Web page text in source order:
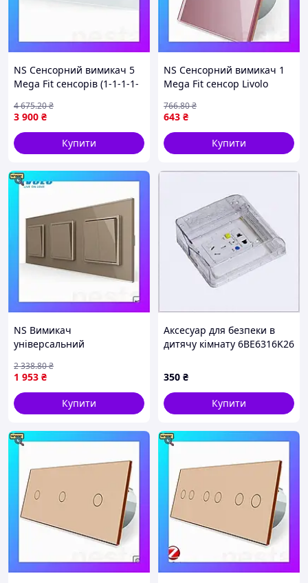
NS Сенсорний вимикач 5
Mega Fit сенсорів (1-1-1-1-
C705-11) Nes22/Q
3 900 ₴
4 675.20₴
Купити
NS Сенсорний вимикач 1
Mega Fit сенсор Livolo
Nes22/Q
643 ₴
766.80₴
Купити
NS Вимикач
універсальний
Mega Fit 4-клавішний (1-1-
2) LIVOLO золото скло
Nes22/Q
1 953 ₴
2 338.80₴
Купити
Аксесуар для безпеки в
дитячу кімнату 6BE6316K26
350 ₴
Купити